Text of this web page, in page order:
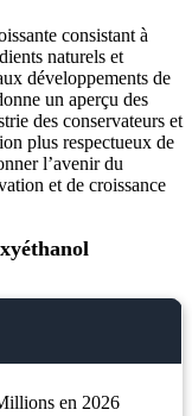
consistant à
naturels et
développements de
un aperçu des
des conservateurs et
plus respectueux de
l’avenir du
et de croissance
en 2026